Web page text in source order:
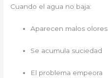
Cuando el agua no baja:
Aparecen malos olores
Se acumula suciedad
El problema empeora